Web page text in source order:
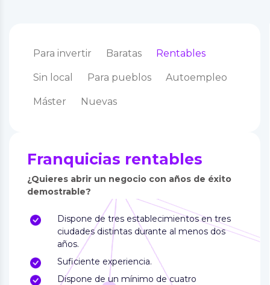
Rentables
Baratas
Para invertir
Autoempleo
Para pueblos
Sin local
Nuevas
Máster
Franquicias rentables
¿Quieres abrir un negocio con años de éxito
demostrable?
Dispone de tres establecimientos en tres
ciudades distintas durante al menos dos
años.
Suficiente experiencia.
Dispone de un mínimo de cuatro